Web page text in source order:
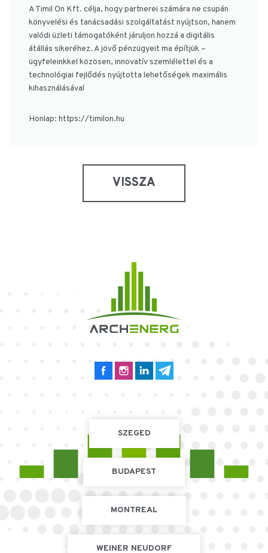
A Timil On Kft. célja, hogy partnerei számára ne csupán
könyvelési és tanácsadási szolgáltatást nyújtson, hanem
valódi üzleti támogatóként járuljon hozzá a digitális
átállás sikeréhez. A jövő pénzügyeit ma építjük –
ügyfeleinkkel közösen, innovatív szemlélettel és a
technológiai fejlődés nyújtotta lehetőségek maximális
kihasználásával
Honlap: https://timilon.hu
VISSZA
SZEGED
BUDAPEST
MONTREAL
WEINER NEUDORF